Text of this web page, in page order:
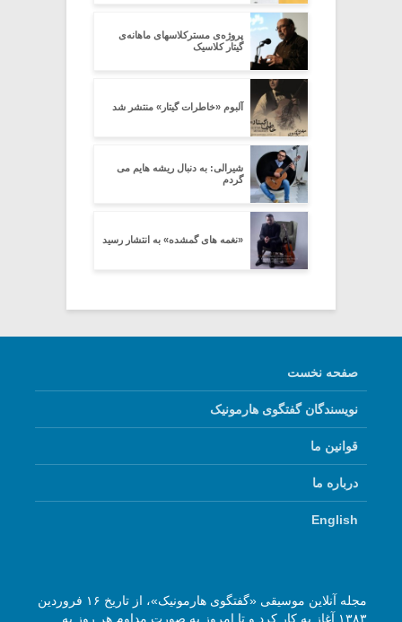
پروژه‌ی مسترکلاسهای ماهانه‌ی
گیتار کلاسیک
آلبوم «خاطرات گیتار» منتشر شد
شیرالی: به دنبال ریشه هایم می
گردم
«نغمه های گمشده» به انتشار رسید
صفحه نخست
نویسندگان گفتگوی هارمونیک
قوانین ما
درباره ما
English
مجله آنلاین موسیقی «گفتگوی هارمونیک»، از تاریخ ۱۶ فروردین
۱۳۸۳ آغاز به کار کرد و تا امروز به صورت مداوم هر روز به